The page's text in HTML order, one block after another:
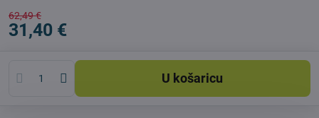
62,49 €
31,40 €
U košaricu